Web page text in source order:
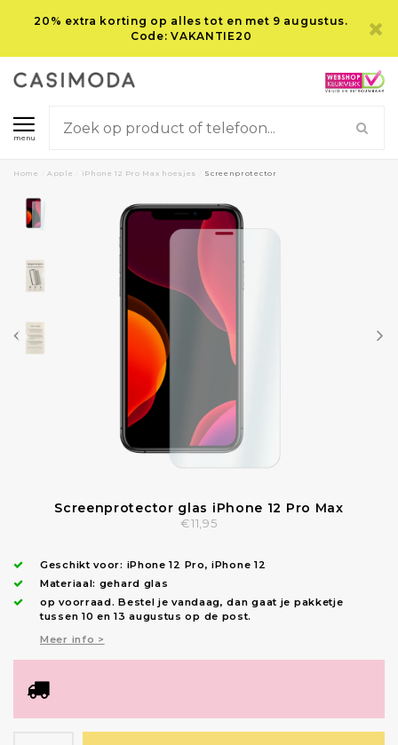
20% extra korting op alles tot en met 9 augustus.
Code: VAKANTIE20
menu
Home Apple iPhone 12 Pro Max hoesjes Screenprotector
Screenprotector glas iPhone 12 Pro Max
€11,95
Geschikt voor: iPhone 12 Pro,iPhone 12
Materiaal: gehard glas
op voorraad.Bestel je vandaag, dan gaat je pakketje
tussen 10 en 13 augustus op de post.
Meer info >